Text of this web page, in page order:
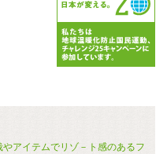
アイテムでリゾ－ト感のあるフ